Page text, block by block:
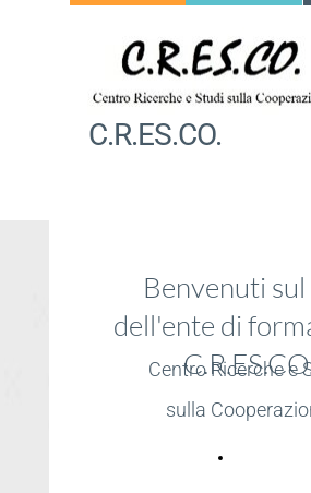
C.R.ES.CO.
Benvenuti
dell'ente di
Centro Ricerche e
sulla